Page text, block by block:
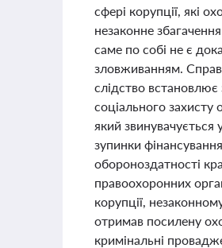
сфері корупції, які
незаконне
саме по собі не є
зловживанням.
слідство
соціального захисту
який
зупинки
обороноздатності
правоохоронних
корупції,
отримав посилену
кримінальні